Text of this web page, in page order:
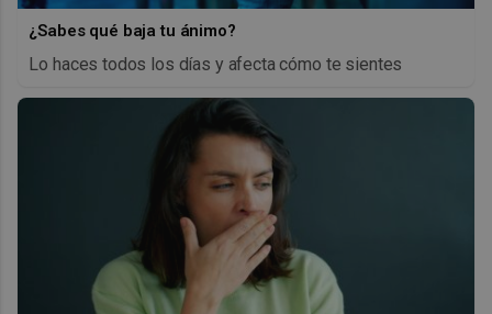
¿Sabes qué baja tu ánimo?
Lo haces todos los días y afecta cómo te sientes